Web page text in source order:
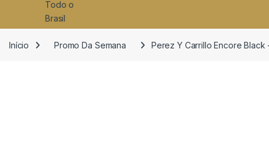
Início Promo Da Semana Perez Y Carrillo Encore Black